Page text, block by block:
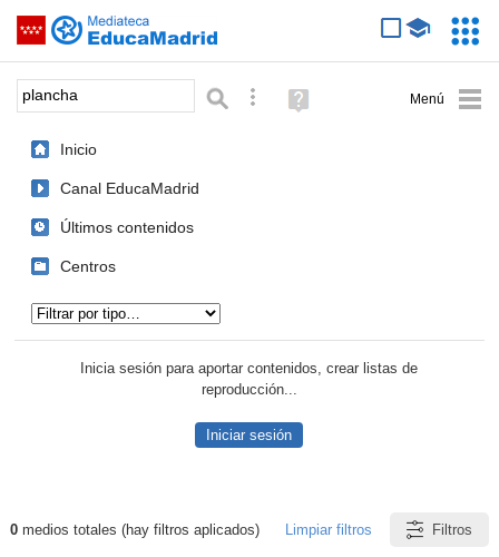
Saltar navegación
Palabra o frase: Búsqueda avanzada
Ayuda
(en
Inicio
Canal EducaMadrid
Últimos contenidos
Centros
Inicia sesión para aportar contenidos, crear listas de
reproducción...
Iniciar sesión
Resultados de: plancha
0medios totales (hay filtros aplicados) Limpiar filtros Filtros